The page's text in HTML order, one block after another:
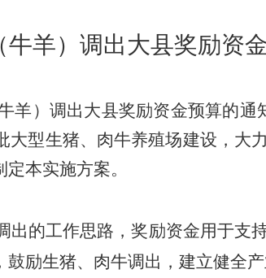
羊） 调出大县奖励资
羊）调出大县奖励资金预算的通
型生猪、肉牛养殖场建设，大
本实施方案。
出的工作思路，奖励资金用于支
鼓励生猪、肉牛调出 ，建立健全